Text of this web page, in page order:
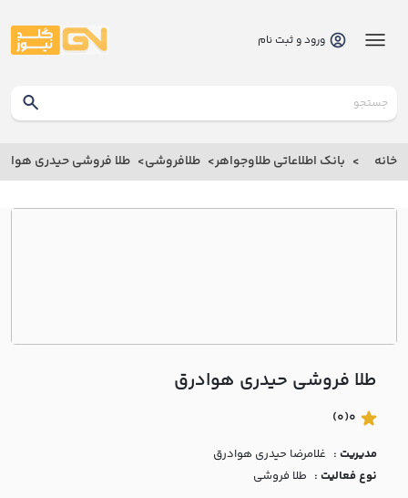
بانک
بانک
اطلاعاتی
درباره
با ما
مقالات
ورود و ثبت نام
خانه بانک اطلاعاتی طلاوجواهر طلافروشی طلا فروشی حيدري
طلا فروشی حيدري هوادرق
0
(0)
مدیریت : غلامرضا حيدري هوادرق
نوع فعالیت : طلا فروشی